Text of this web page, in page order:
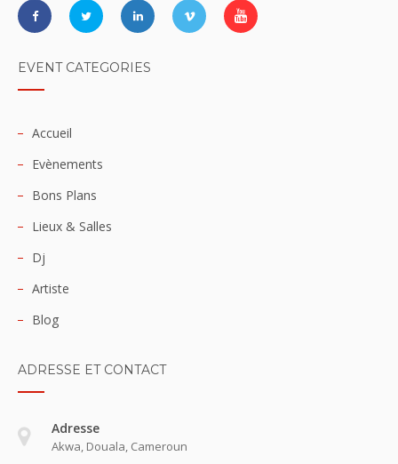
EVENT CATEGORIES
Accueil
Evènements
Bons Plans
Lieux & Salles
Dj
Artiste
Blog
ADRESSE ET CONTACT
Adresse
Akwa, Douala, Cameroun